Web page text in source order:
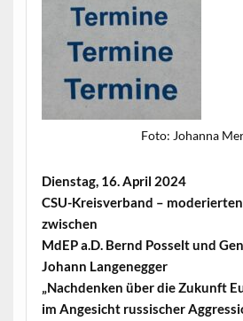
Foto: Johan­na
Dien­stag, 16. April 2024
CSU-Kreisver­band –
zwischen
MdEP a.D. Bernd Pos­selt und
Johann Langenegger
„Nach­denken über die Zukun­ft
im Angesicht rus­sis­ch­er